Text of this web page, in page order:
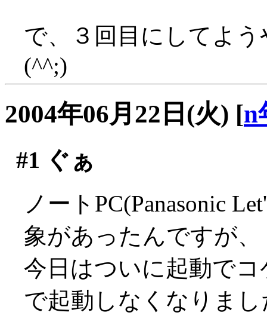
で、３回目にしてよ
(^^;)
2004年06月22日(火) [n
#1 ぐぁ
ノートPC(Panasonic
象があったんですが、
今日はついに起動で
で起動しなくなりまし